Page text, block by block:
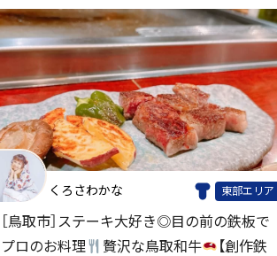
くろさわかな 東部エリア
［鳥取市］ステーキ大好き◎目の前の鉄板で
プロのお料理
贅沢な鳥取和牛
【創作鉄